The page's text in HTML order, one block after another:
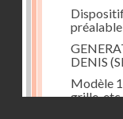
DENIS
Modèle
grille, etc